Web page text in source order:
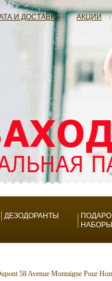
И ДОСТАВКА АКЦИИ
ДЕЗОДОРАНТЫ
НАБОРЫ
58 Avenue Montaigne Pour